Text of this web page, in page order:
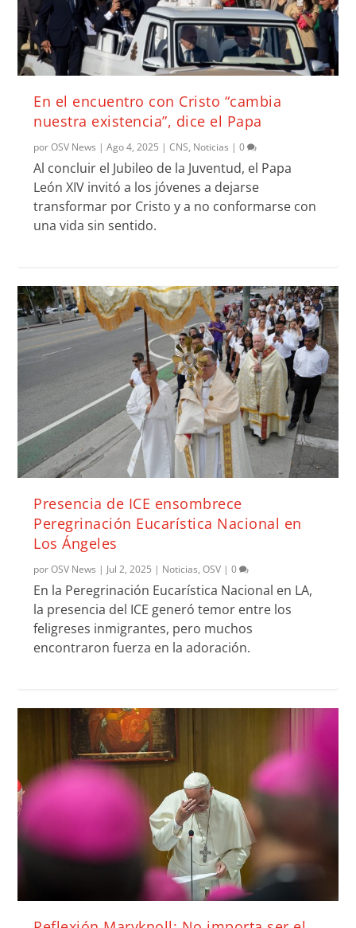
En el encuentro con Cristo “cambia
nuestra existencia”, dice el Papa
porOSV News |Ago 4, 2025 |CNS, Noticias |0
Al concluir el Jubileo de la Juventud, el Papa
León XIV invitó a los jóvenes a dejarse
transformar por Cristo y a no conformarse con
una vida sin sentido.
Presencia de ICE ensombrece
Peregrinación Eucarística Nacional en
Los Ángeles
porOSV News | Jul 2, 2025 | Noticias,OSV |0
En la Peregrinación Eucarística Nacional en LA,
la presencia del ICE generó temor entre los
feligreses inmigrantes, pero muchos
encontraron fuerza en la adoración.